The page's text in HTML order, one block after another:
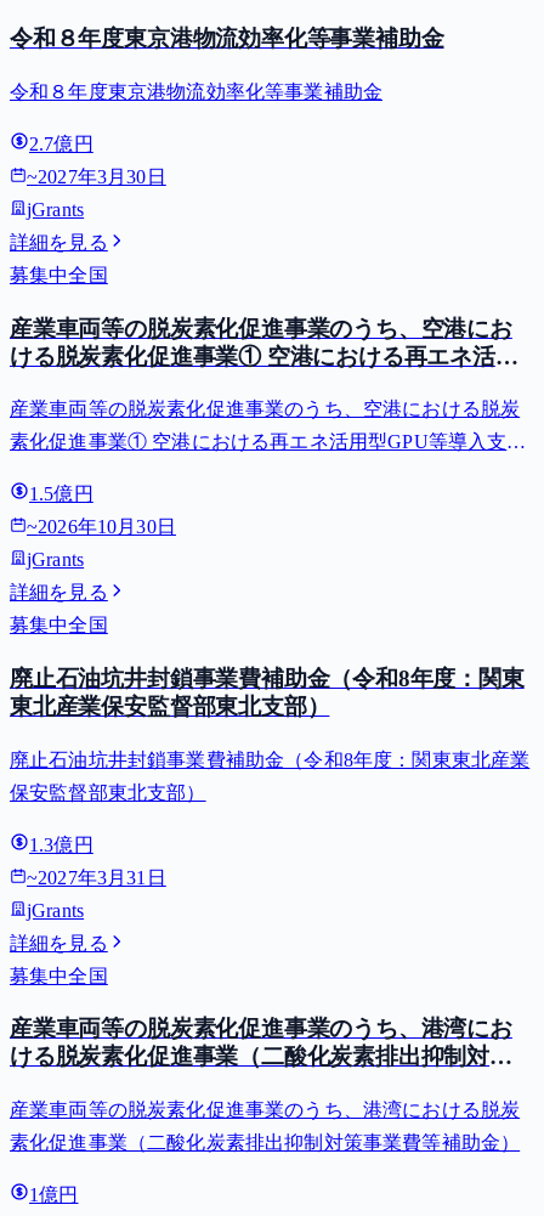
令和８年度東京港物流効率化等事業補助金
令和８年度東京港物流効率化等事業補助金
2.7億円
~2027年3月30日
jGrants
詳細を見る
募集中全国
産業車両等の脱炭素化促進事業のうち、空港にお
ける脱炭素化促進事業① 空港における再エネ活用
費等補助金）
産業車両等の脱炭素化促進事業のうち、空港における脱炭
素化促進事業① 空港における再エネ活用型GPU等導入支援
1.5億円
~2026年10月30日
jGrants
詳細を見る
募集中全国
廃止石油坑井封鎖事業費補助金（令和8年度：関東
東北産業保安監督部東北支部）
廃止石油坑井封鎖事業費補助金（令和8年度：関東東北産業
保安監督部東北支部）
1.3億円
~2027年3月31日
jGrants
詳細を見る
募集中全国
産業車両等の脱炭素化促進事業のうち、港湾にお
ける脱炭素化促進事業（二酸化炭素排出抑制対策
産業車両等の脱炭素化促進事業のうち、港湾における脱炭
素化促進事業（二酸化炭素排出抑制対策事業費等補助金）
1億円